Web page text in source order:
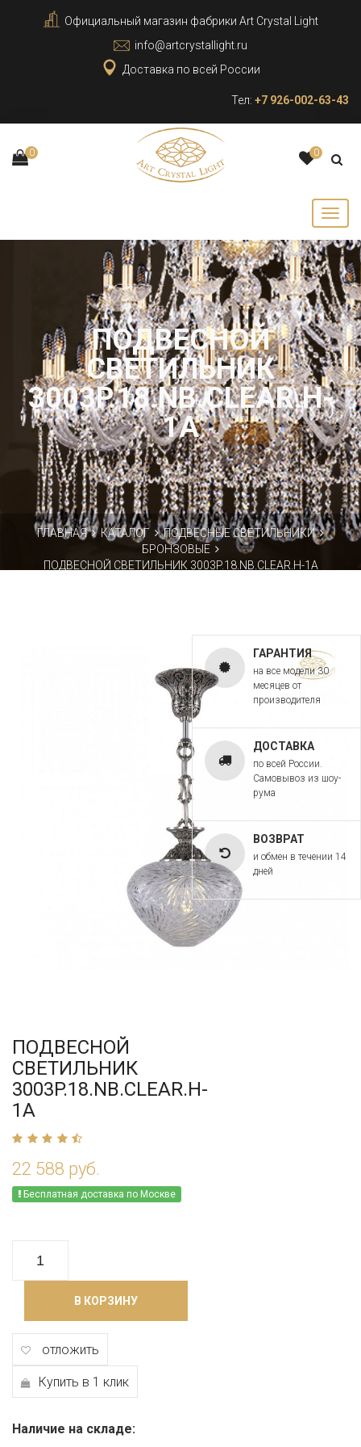
Официальный магазин фабрики Art Crystal Light
info@artcrystallight.ru
Доставка по всей России
Тел: +7 926-002-63-43
0 0
ПОДВЕСНОЙ
СВЕТИЛЬНИК
3003P.18.NB.CLEAR.H-
1A
ГЛАВНАЯ КАТАЛОГ
ПОДВЕСНЫЕ СВЕТИЛЬНИКИ
БРОНЗОВЫЕ
ПОДВЕСНОЙ СВЕТИЛЬНИК 3003P.18.NB.CLEAR.H-1A
ПОДВЕСНОЙ
СВЕТИЛЬНИК
3003P.18.NB.CLEAR.H-
1A
22 588 руб.
Бесплатная доставка по Москве
В КОРЗИНУ
отложить
Купить в 1 клик
Наличие на складе:
ГАРАНТИЯ
на все модели 30
месяцев от
производителя
ДОСТАВКА
по всей России.
Самовывоз из шоу-
рума
ВОЗВРАТ
и обмен в течении 14
дней